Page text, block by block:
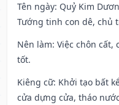
Tên ngày: Quỷ Kim
Tướng tinh con dê, chủ
Nên làm: Việc chôn cất,
tốt.
Kiêng cữ: Khởi tạo bất
cửa dựng cửa, tháo